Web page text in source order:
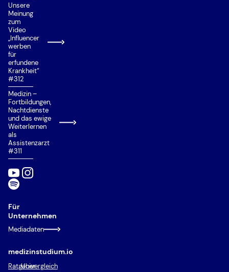
Unsere
Meinung
zum
Video
„Influencer
werben
für
erfundene
Krankheit“
#312
Medizin –
Fortbildungen,
Nachtdienste
und das ewige
Weiterlernen
als
Assistenzarzt
#311
medizinstudium.io
Ratgeber
Univergleich
Für
Unternehmen
Mediadaten